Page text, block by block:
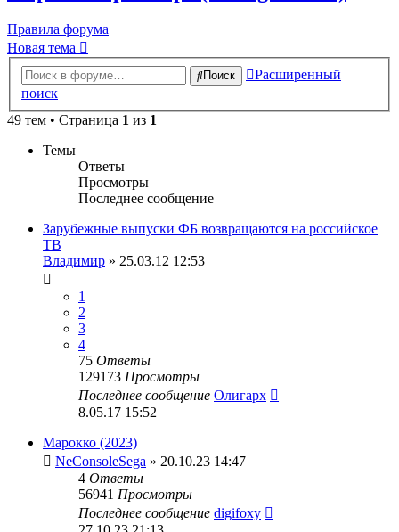
Правила форума
Новая тема
Поиск
Расширенный
поиск
49 тем • Страница 1 из 1
Темы
Ответы
Просмотры
Последнее сообщение
Зарубежные выпуски ФБ возвращаются на российское
ТВ
Владимир » 25.03.12 12:53
1
2
3
4
75 Ответы
129173 Просмотры
Последнее сообщение Олигарх
8.05.17 15:52
Марокко (2023)
NeConsoleSega » 20.10.23 14:47
4 Ответы
56941 Просмотры
Последнее сообщение digifoxy